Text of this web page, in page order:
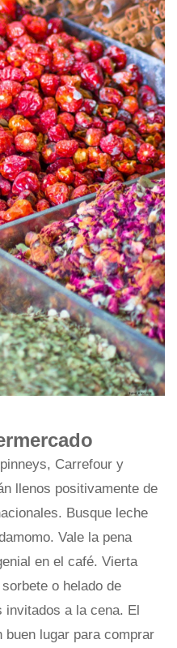
Carrefour y
llenos positivamente de
Busque leche
Vale la pena
en el café. Vierta
o helado de
invitados a la cena. El
buen lugar para comprar